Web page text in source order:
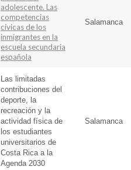
adolescente. Las
competencias
cívicas de los
inmigrantes en la
escuela secundaria
española
Salamanca
Las limitadas
contribuciones del
deporte, la
recreación y la
actividad física de
los estudiantes
universitarios de
Costa Rica a la
Agenda 2030
Salamanca